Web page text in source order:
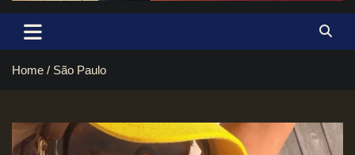
Home São Paulo